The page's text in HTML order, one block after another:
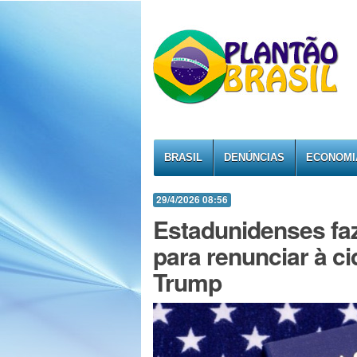
BRASIL DENÚNCIAS
29/4/2026 08:56
Estadunidenses
para renunciar à
Trump